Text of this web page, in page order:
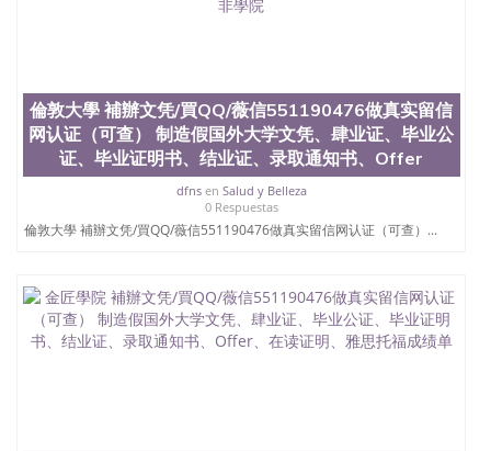
可以办理水印成绩单551190476哪里可以修改成绩单
GPA分数551190476假毕业证能查出来吗551190476
假文凭网上能查到吗551190476 如何拿到国外毕业证
QQ微信551190476办假大学毕业证QQ微信551190476
国外毕业证去哪认证QQ微信551190476找毕业证封皮
QQ微信551190476国外毕业证外壳定制QQ微信
551190476快速代办国外毕业证QQ微信551190476快
551190476泰国文凭办理QQ微信551190476法国留学
回国证明QQ微信551190476 国外烫金照片QQ微信
551190476外国文凭在中国有用吗QQ微信551190476
倫敦大學 補辦文凭/買QQ/薇信551190476做真实留信
网认证（可查） 制造假国外大学文凭、肆业证、毕业公
证、毕业证明书、结业证、录取通知书、Offer
dfnsen Salud y Belleza
0 Respuestas
倫敦大學 補辦文凭/買QQ/薇信551190476做真实留信网认证（可查）...